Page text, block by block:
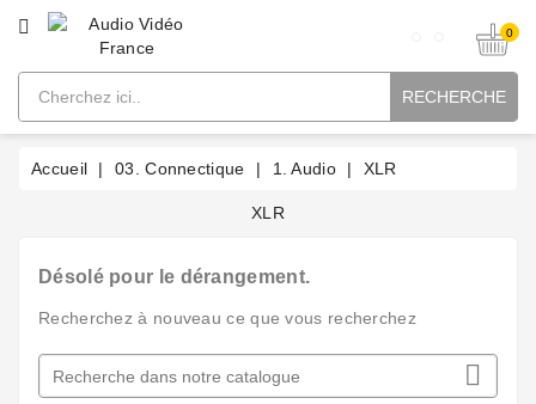
CATÉGORIE
RECHERCHE
0
Accueil 03. Connectique 1. Audio XLR
XLR
Désolé pour le dérangement.
Recherchez à nouveau ce que vous recherchez
